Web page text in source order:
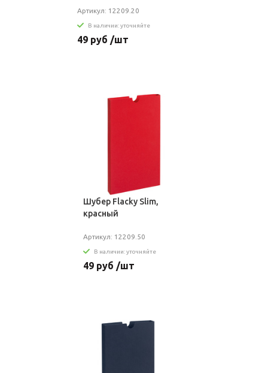
Артикул: 12209.20
В наличии: уточняйте
49 руб /шт
Шубер Flacky Slim,
красный
Артикул: 12209.50
В наличии: уточняйте
49 руб /шт